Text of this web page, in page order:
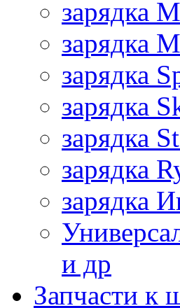
зарядка
зарядка
зарядка
зарядка
зарядка
зарядка
зарядка
и др
Запчасти к